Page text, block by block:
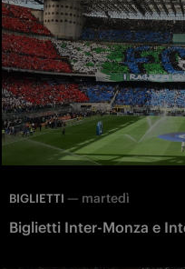
BIGLIETTI — martedì
Biglietti Inter-Monza e